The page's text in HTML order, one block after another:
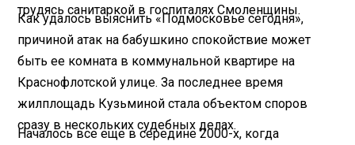
трудясь санитаркой в госпиталях Смоленщины.
Как удалось выяснить «Подмосковье сегодня»,
причиной атак на бабушкино спокойствие может
быть ее комната в коммунальной квартире на
Краснофлотской улице. За последнее время
жилплощадь Кузьминой стала объектом споров
сразу в нескольких судебных делах.
Началось все еще в середине 2000-х, когда